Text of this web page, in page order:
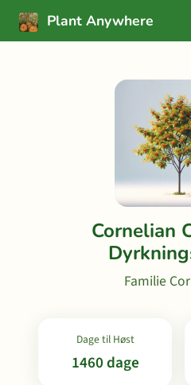
Plant Anywhere
Cornelian
Familie
Dage til Høst
1460 dage